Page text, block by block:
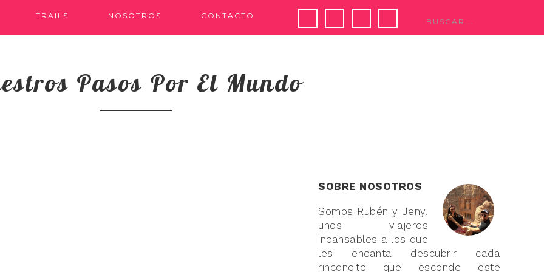
TRAILS NOSOTROS CONTACTO
Pasos Por El Mundo
SOBRE NOSOTROS
Somos Rubén y Jeny,
unos viajeros
incansables a los que
les encanta descubrir cada
rinconcito que esconde este